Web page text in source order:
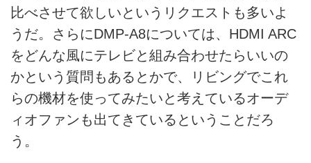
比べさせて欲しいというリクエストも多いよ
うだ。さらにDMP-A8については、HDMI ARC
をどんな風にテレビと組み合わせたらいいの
かという質問もあるとかで、リビングでこれ
らの機材を使ってみたいと考えているオーデ
ィオファンも出てきているということだろ
う。